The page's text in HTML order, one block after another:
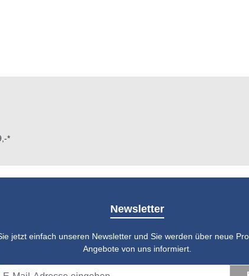
*
Newsletter
jetzt einfach unseren Newsletter und Sie werden über neue
Angebote von uns informiert.